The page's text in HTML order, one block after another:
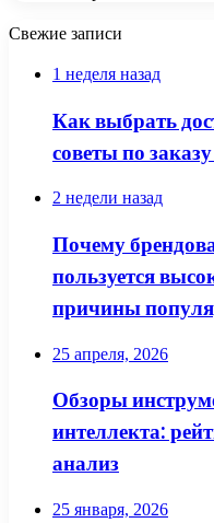
Свежие записи
1 неделя назад
Как выбрать
советы по
2 недели назад
Почему
пользуется
причины
25 апреля, 2026
Обзоры
интеллекта:
анализ
25 января, 2026